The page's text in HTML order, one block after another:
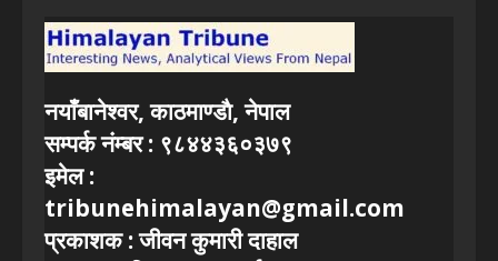
नयाँबानेश्वर, काठमाण्डाै, नेपाल
सम्पर्क नंम्बर : ९८४४३६०३७९
इमेल :
tribunehimalayan@gmail.com
प्रकाशक : जीवन कुमारी दाहाल